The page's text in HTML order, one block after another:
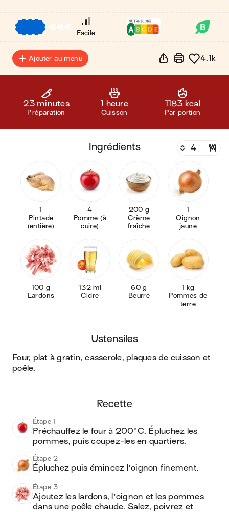
€€€
Facile
Ajouter au menu 4.1k
23 minutes
Préparation
1 heure
Cuisson
1183 kcal
Par portion
ingrédients
1
Pintade
(entière)
4
Pomme (à
cuire)
200 g
Crème
fraîche
1
Oignon
jaune
100 g
Lardons
132 ml
Cidre
60 g
Beurre
1 kg
Pommes de
terre
ustensiles
four, plat à gratin, casserole, plaques de cuisson et
poêle.
recette
Étape 1
Préchauffez le four à 200°C. Épluchez les
pommes, puis coupez-les en quartiers.
Étape 2
Épluchez puis émincez l'oignon finement.
Étape 3
Ajoutez les lardons, l'oignon et les pommes
dans une poêle chaude. Salez, poivrez et